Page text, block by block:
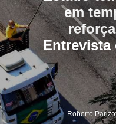
em
Entrevista
Roberto